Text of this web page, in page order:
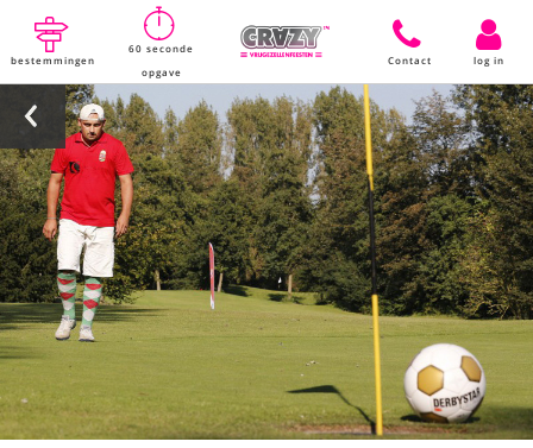
bestemmingen
60 seconde
opgave
Contact log in